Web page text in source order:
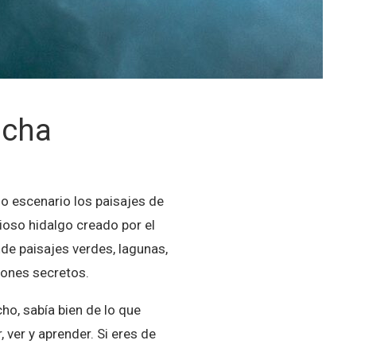
escenario los paisajes de
hidalgo creado por el
paisajes verdes, lagunas,
secretos.
sabía bien de lo que
y aprender. Si eres de